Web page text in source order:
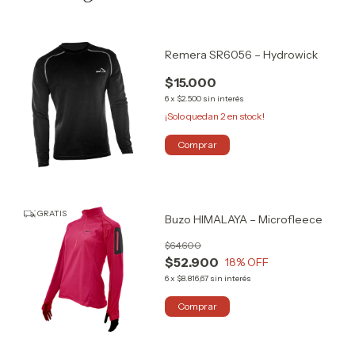
Remera SR6056 – Hydrowick
$15.000
6x $2.500 sin interés
¡Solo quedan 2 en stock!
Comprar
GRATIS Buzo HIMALAYA – Microfleece
$52.900
$64.600
18% OFF
6x $8.816,67 sin interés
Comprar